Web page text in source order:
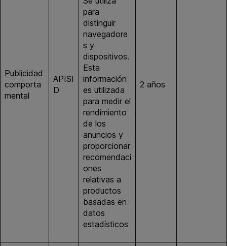
Publicidad
comporta
mental
APISI
D
para
distinguir
navegadore
s y
dispositivos.
Esta
información
es utilizada
para medir el
rendimiento
de los
anuncios y
proporcionar
recomendaci
ones
relativas a
productos
basadas en
datos
estadísticos
2 años